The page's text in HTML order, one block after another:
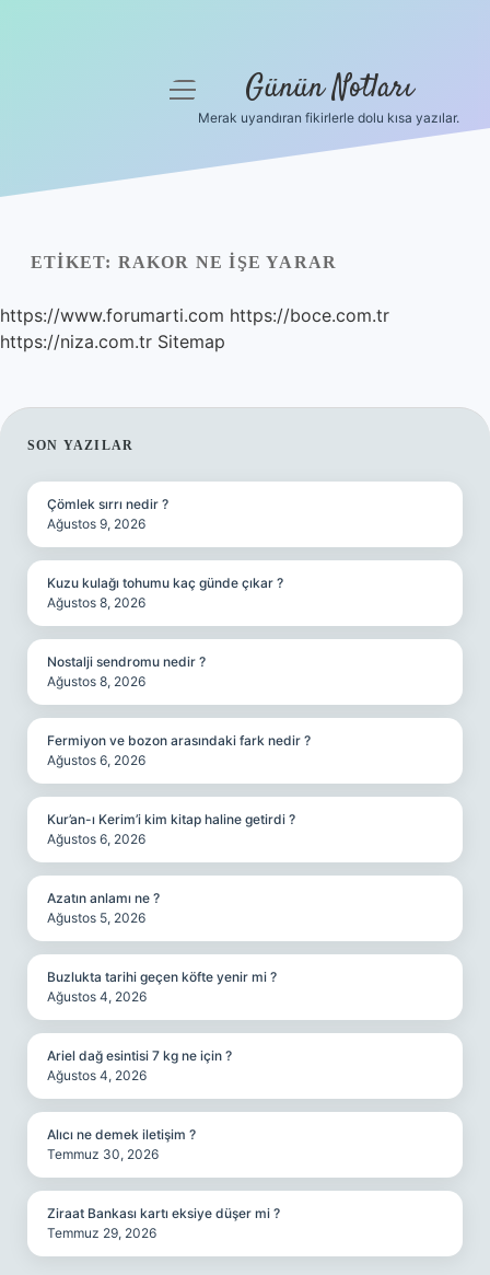
Yasal Uyarı
Hakkımızda
menüyü
Günün Notları
Merak uyandıran fikirlerle dolu kısa yazılar.
ETIKET: RAKOR NE IŞE YARAR
https://www.forumarti.com https://boce.com.tr
https://niza.com.tr Sitemap
SIDEBAR
SON YAZILAR
Çömlek sırrı nedir ?
Ağustos 9, 2026
Kuzu kulağı tohumu kaç günde çıkar ?
Ağustos 8, 2026
Nostalji sendromu nedir ?
Ağustos 8, 2026
Fermiyon ve bozon arasındaki fark nedir ?
Ağustos 6, 2026
Kur’an-ı Kerim’i kim kitap haline getirdi ?
Ağustos 6, 2026
Azatın anlamı ne ?
Ağustos 5, 2026
Buzlukta tarihi geçen köfte yenir mi ?
Ağustos 4, 2026
Ariel dağ esintisi 7 kg ne için ?
Ağustos 4, 2026
Alıcı ne demek iletişim ?
Temmuz 30, 2026
Ziraat Bankası kartı eksiye düşer mi ?
Temmuz 29, 2026